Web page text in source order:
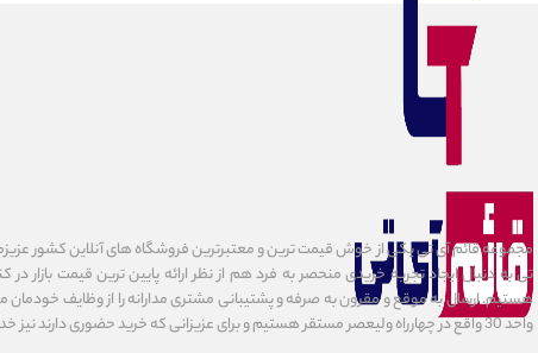
مجموعه قائم آی تی یکی از خوش قیمت ترین و معتبرترین فروشگاه های آنلاین کشور
تی به دنبال ایجاد تجربه خریدی منحصر به فرد هم از نظر ارائه پایین ترین قیمت بازار در
هستیم. ارسال به موقع و مقرون به صرفه و پشتیبانی مشتری مدارانه را از وظایف خودمان می
واحد 30 واقع در چهارراه ولیعصر مستقر هستیم و برای عزیزانی که خرید حضوری دارند نیز خدمات ارائه میدهیم.